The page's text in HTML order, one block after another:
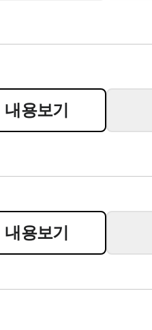
법률정보(법
고객후기
업무그룹/
구성원 소
내용보기
내용보기
리